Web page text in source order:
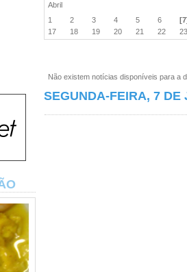
Abril
1
2 3 4 5 6
17
18 19 20 21 22
Não existem notícias disponíveis para a
SEGUNDA-FEIRA, 7 DE